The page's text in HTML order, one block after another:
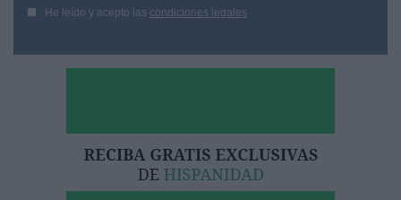
He leído y acepto las condiciones legales